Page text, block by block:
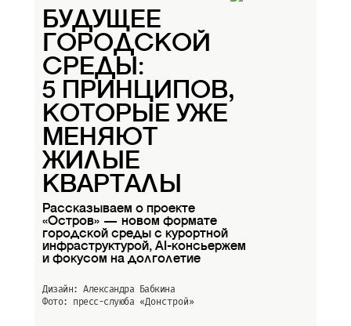
БУДУЩЕЕ
ГОРОДСКОЙ
СРЕДЫ:
5 ПРИНЦИПОВ,
КОТОРЫЕ УЖЕ
МЕНЯЮТ
ЖИЛЫЕ
КВАРТАЛЫ
Рассказываем о проекте
«Остров» — новом формате
городской среды с курортной
инфраструктурой, AI-консьержем
и фокусом на долголетие
Дизайн: Александра Бабкина
Фото: пресс-слуюба «Донстрой»